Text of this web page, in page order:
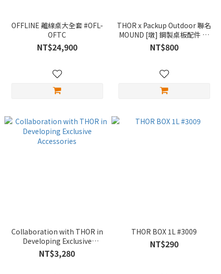
OFFLINE 離線桌大全套 #OFL-
OFTC
NT$24,900
THOR x Packup Outdoor 聯名
MOUND [墩] 鋼製桌板配件 磁
吸燈桿座 #TH-02
NT$800
Collaboration with THOR in
Developing Exclusive
Accessories
NT$3,280
THOR BOX 1L #3009
NT$290